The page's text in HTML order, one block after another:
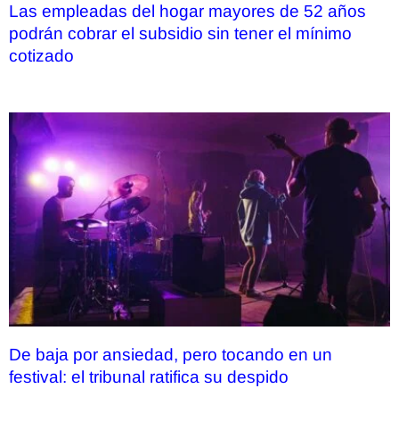
Las empleadas del hogar mayores de 52 años
podrán cobrar el subsidio sin tener el mínimo
cotizado
De baja por ansiedad, pero tocando en un
festival: el tribunal ratifica su despido